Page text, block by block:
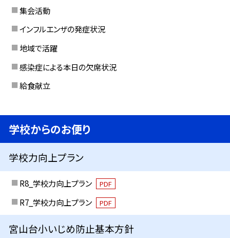
集会活動
インフルエンザの発症状況
地域で活躍
感染症による本日の欠席状況
給食献立
学校からのお便り
学校力向上プラン
R8_学校力向上プラン PDF
R7_学校力向上プラン PDF
宮山台小いじめ防止基本方針